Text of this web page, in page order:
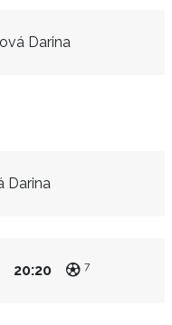
Darina
Darina
20:20 7